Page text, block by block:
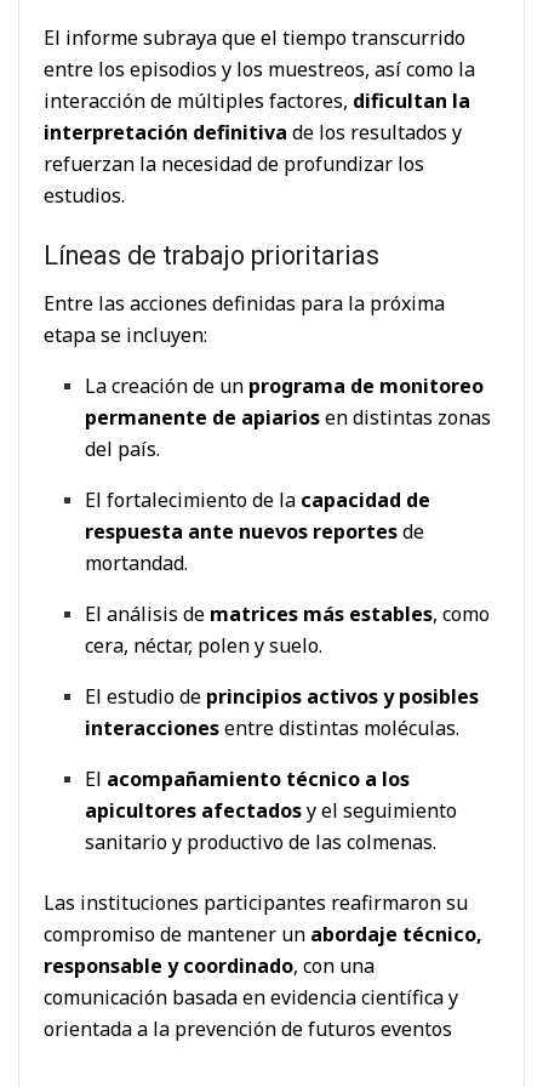
El informe subraya que el tiempo transcurrido
entre los episodios y los muestreos, así como la
interacción de múltiples factores, dificultan la
interpretación definitiva de los resultados y
refuerzan la necesidad de profundizar los
estudios.
Líneas de trabajo prioritarias
Entre las acciones definidas para la próxima
etapa se incluyen:
La creación de un programa de monitoreo
permanente de apiariosen distintas zonas
del país.
El fortalecimiento de la capacidad de
respuesta ante nuevos reportesde
mortandad.
El análisis de matrices más estables, como
cera, néctar, polen y suelo.
El estudio de principios activos y posibles
interaccionesentre distintas moléculas.
El acompañamiento técnico a los
apicultores afectadosy el seguimiento
sanitario y productivo de las colmenas.
Las instituciones participantes reafirmaron su
compromiso de mantener un abordaje técnico,
responsable y coordinado, con una
comunicación basada en evidencia científica y
orientada a la prevención de futuros eventos